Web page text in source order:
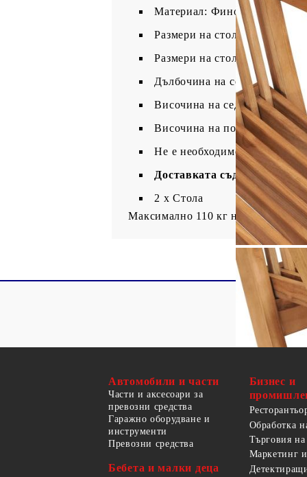
Материал: Фино шлайфано
Размери на стола (в
Размери на стола (в
Дълбочина на седалката: 42
Височина на седалката от
Височина на подлакътника
Не е необходимо сглобяване
Доставката съдържа:
2 x Стола
Максимално 110 кг на седалка.
Автомобили и части
Части и аксесоари за
превозни средства
Гаражно оборудване и
инструменти
Превозни средства
Бебета и малки деца
Бизнес и
Обработка
Търговия
Маркетинг